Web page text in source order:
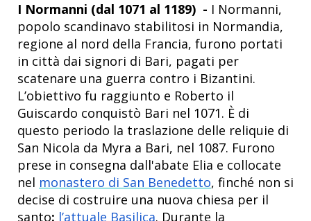
I Normanni (dal 1071 al 1189) - I Normanni,
popolo scandinavo stabilitosi in Normandia,
regione al nord della Francia, furono portati
in città dai signori di Bari, pagati per
scatenare una guerra contro i Bizantini.
L’obiettivo fu raggiunto e Roberto il
Guiscardo conquistò Bari nel 1071. È di
questo periodo la traslazione delle reliquie di
San Nicola da Myra a Bari, nel 1087. Furono
prese in consegna dall'abate Elia e collocate
nel monastero di San Benedetto, finché non si
decise di costruire una nuova chiesa per il
santo: l’attuale Basilica. Durante la